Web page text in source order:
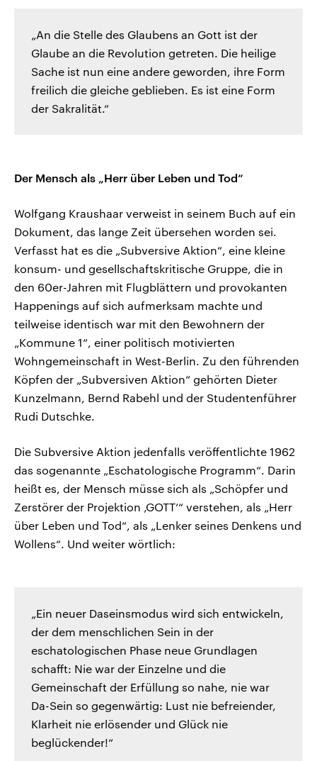
„An die Stelle des Glaubens an Gott ist der
Glaube an die Revolution getreten. Die heilige
Sache ist nun eine andere geworden, ihre Form
freilich die gleiche geblieben. Es ist eine Form
der Sakralität.“
Der Mensch als „Herr über Leben und Tod“
Wolfgang Kraushaar verweist in seinem Buch auf ein
Dokument, das lange Zeit übersehen worden sei.
Verfasst hat es die „Subversive Aktion“, eine kleine
konsum- und gesellschaftskritische Gruppe, die in
den 60er-Jahren mit Flugblättern und provokanten
Happenings auf sich aufmerksam machte und
teilweise identisch war mit den Bewohnern der
„Kommune 1“, einer politisch motivierten
Wohngemeinschaft in West-Berlin. Zu den führenden
Köpfen der „Subversiven Aktion“ gehörten Dieter
Kunzelmann, Bernd Rabehl und der Studentenführer
Rudi Dutschke.
Die Subversive Aktion jedenfalls veröffentlichte 1962
das sogenannte „Eschatologische Programm“. Darin
heißt es, der Mensch müsse sich als „Schöpfer und
Zerstörer der Projektion ‚GOTT‘“ verstehen, als „Herr
über Leben und Tod“, als „Lenker seines Denkens und
Wollens“. Und weiter wörtlich:
„Ein neuer Daseinsmodus wird sich entwickeln,
der dem menschlichen Sein in der
eschatologischen Phase neue Grundlagen
schafft: Nie war der Einzelne und die
Gemeinschaft der Erfüllung so nahe, nie war
Da-Sein so gegenwärtig: Lust nie befreiender,
Klarheit nie erlösender und Glück nie
beglückender!“